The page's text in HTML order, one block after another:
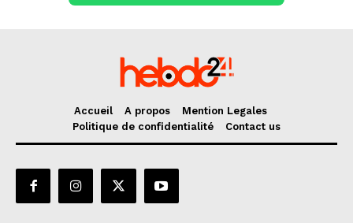
Accueil A propos
Mention Legales
Politique de confidentialité
Contact us